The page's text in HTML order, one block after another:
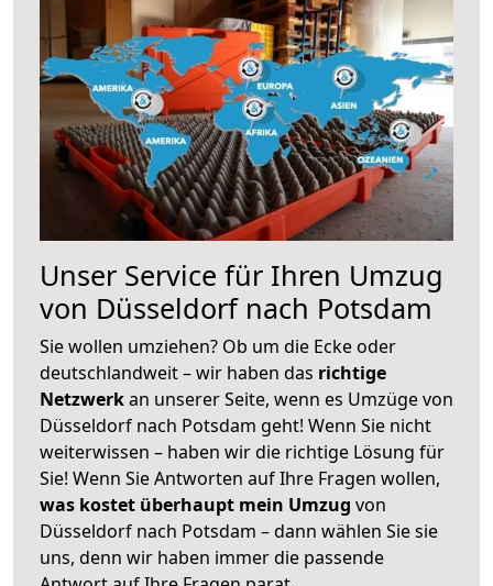
Unser Service für Ihren Umzug
von Düsseldorf nach Potsdam
Sie wollen umziehen? Ob um die Ecke oder
deutschlandweit – wir haben das richtige
Netzwerkan unserer Seite, wenn es Umzüge von
Düsseldorf nach Potsdam geht! Wenn Sie nicht
weiterwissen – haben wir die richtige Lösung für
Sie! Wenn Sie Antworten auf Ihre Fragen wollen,
was kostet überhaupt mein Umzug von
Düsseldorf nach Potsdam – dann wählen Sie sie
uns, denn wir haben immer die passende